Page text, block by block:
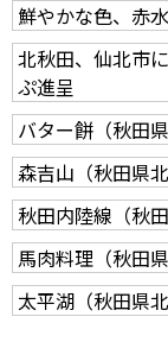
鮮やかな色、赤
北秋田、仙北市
ぷ進呈
バター餅（秋田
森吉山（秋田県北
秋田内陸線（秋
馬肉料理（秋田
太平湖（秋田県北